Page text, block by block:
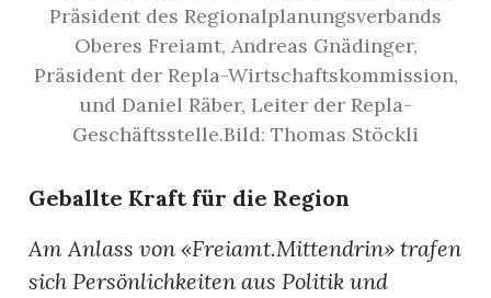
Präsident des Regionalplanungsverbands
Oberes Freiamt, Andreas Gnädinger,
Präsident der Repla-Wirtschaftskommission,
und Daniel Räber, Leiter der Repla-
Geschäftsstelle.Bild: Thomas Stöckli
Geballte Kraft für die Region
Am Anlass von «Freiamt.Mittendrin» trafen
sich Persönlichkeiten aus Politik und